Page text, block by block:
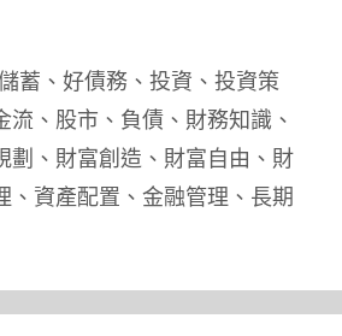
蓄 、 好債務、 投資 、 投資策
流 、 股市 、 負債 、 財務知識 、
劃 、 財富創造 、 財富自由 、 財
、 資產配置 、 金融管理 、 長期